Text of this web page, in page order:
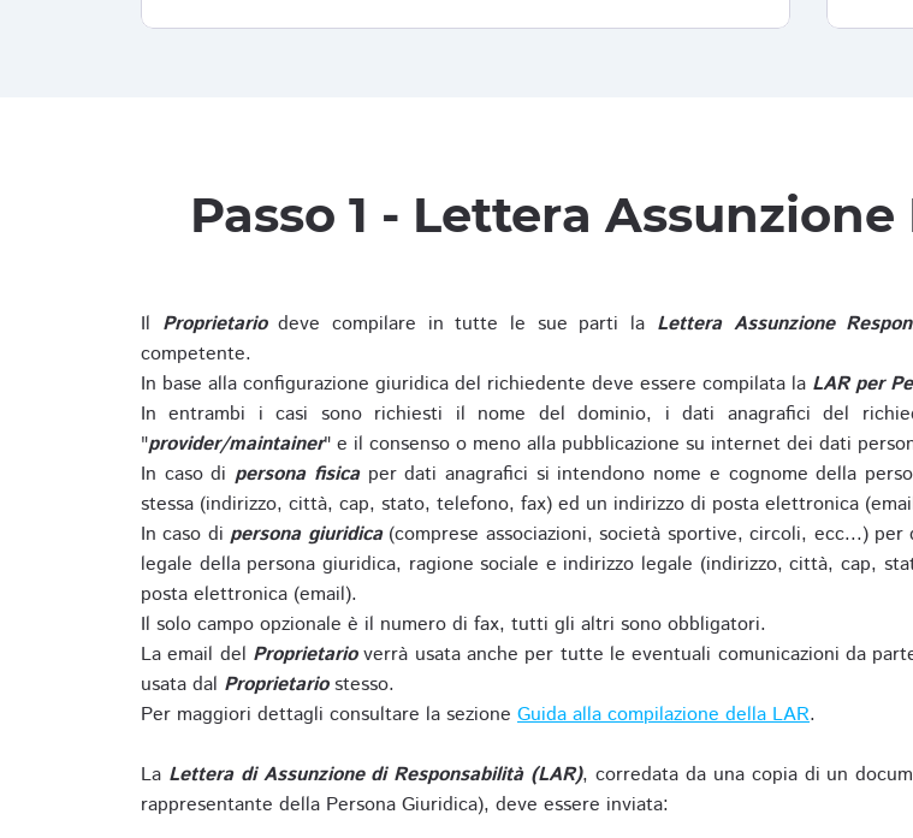
Passo 1 - Lettera
Il Proprietariodeve compilare in tutte le sue parti la Lettera Assunzione
competente.
In base alla configurazione giuridica del richiedente deve essere compilata la LAR per
In entrambi i casi sono richiesti il nome del dominio, i dati anagrafici del
"provider/maintainer" e il consenso o meno alla pubblicazione su internet dei dati
In caso dipersona fisicaper dati anagrafici si intendono nome e cognome della
stessa (indirizzo, città, cap, stato, telefono, fax) ed un indirizzo di posta elettronica
In caso dipersona giuridica(comprese associazioni, società sportive, circoli, ecc...)
legale della persona giuridica, ragione sociale e indirizzo legale (indirizzo, città, cap,
posta elettronica (email).
Il solo campo opzionale è il numero di fax, tutti gli altri sono obbligatori.
La email del Proprietarioverrà usata anche per tutte le eventuali comunicazioni da
usata dal Proprietariostesso.
Per maggiori dettagli consultare la sezione Guida alla compilazione della LAR.
La Lettera di Assunzione di Responsabilità (LAR), corredata da una copia di un
rappresentante della Persona Giuridica), deve essere inviata: